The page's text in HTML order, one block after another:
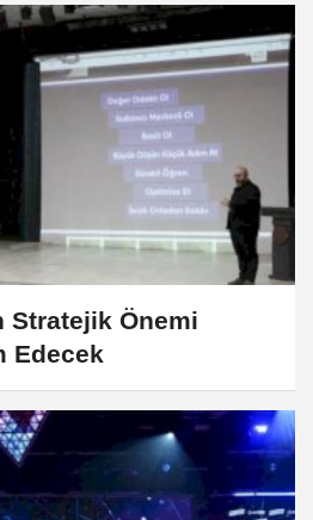
Stratejik Önemi
Edecek